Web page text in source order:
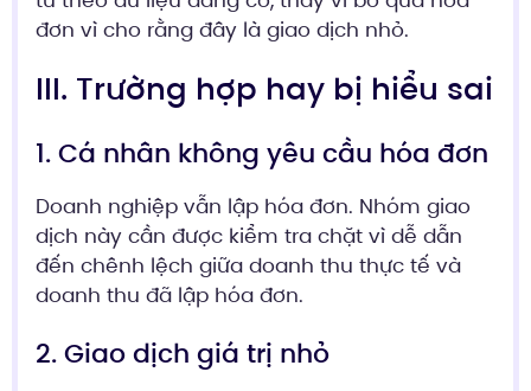
đơn vì cho rằng đây là giao dịch nhỏ.
III. Trường hợp hay bị hiểu sai
1. Cá nhân không yêu cầu hóa đơn
Doanh nghiệp vẫn lập hóa đơn. Nhóm giao
dịch này cần được kiểm tra chặt vì dễ dẫn
đến chênh lệch giữa doanh thu thực tế và
doanh thu đã lập hóa đơn.
2. Giao dịch giá trị nhỏ